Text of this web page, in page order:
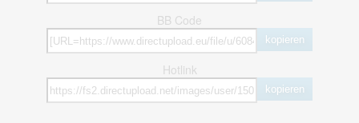
BB Code
kopieren
Hotlink
kopieren